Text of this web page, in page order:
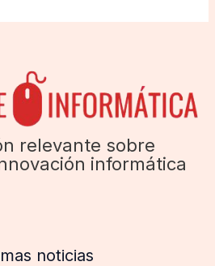
relevante sobre
informática
noticias